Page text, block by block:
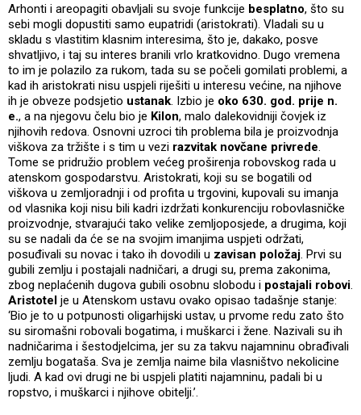
Arhonti i areopagiti obavljali su svoje funkcije besplatno, što su
sebi mogli dopustiti samo eupatridi (aristokrati). Vladali su u
skladu s vlastitim klasnim interesima, što je, dakako, posve
shvatljivo, i taj su interes branili vrlo kratkovidno. Dugo vremena
to im je polazilo za rukom, tada su se počeli gomilati problemi, a
kad ih aristokrati nisu uspjeli riješiti u interesu većine, na njihove
ih je obveze podsjetio ustanak. Izbio je oko 630. god. prije n.
e., a na njegovu čelu bio je Kilon, malo dalekovidniji čovjek iz
njihovih redova. Osnovni uzroci tih problema bila je proizvodnja
viškova za tržište i s tim u vezi razvitak novčane privrede.
Tome se pridružio problem većeg proširenja robovskog rada u
atenskom gospodarstvu. Aristokrati, koji su se bogatili od
viškova u zemljoradnji i od profita u trgovini, kupovali su imanja
od vlasnika koji nisu bili kadri izdržati konkurenciju robovlasničke
proizvodnje, stvarajući tako velike zemljoposjede, a drugima, koji
su se nadali da će se na svojim imanjima uspjeti održati,
posuđivali su novac i tako ih dovodili u zavisan položaj. Prvi su
gubili zemlju i postajali nadničari, a drugi su, prema zakonima,
zbog neplaćenih dugova gubili osobnu slobodu i postajali robovi.
Aristotel je u Atenskom ustavu ovako opisao tadašnje stanje:
‘Bio je to u potpunosti oligarhijski ustav, u prvome redu zato što
su siromašni robovali bogatima, i muškarci i žene. Nazivali su ih
nadničarima i šestodjelcima, jer su za takvu najamninu obrađivali
zemlju bogataša. Sva je zemlja naime bila vlasništvo nekolicine
ljudi. A kad ovi drugi ne bi uspjeli platiti najamninu, padali bi u
ropstvo, i muškarci i njihove obitelji.’.